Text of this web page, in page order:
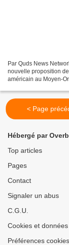
Par Quds News
nouvelle proposition
américain au Moyen-
< Page
Hébergé par
Top articles
Pages
Contact
Signaler un abus
C.G.U.
Cookies et
Préférences cookies